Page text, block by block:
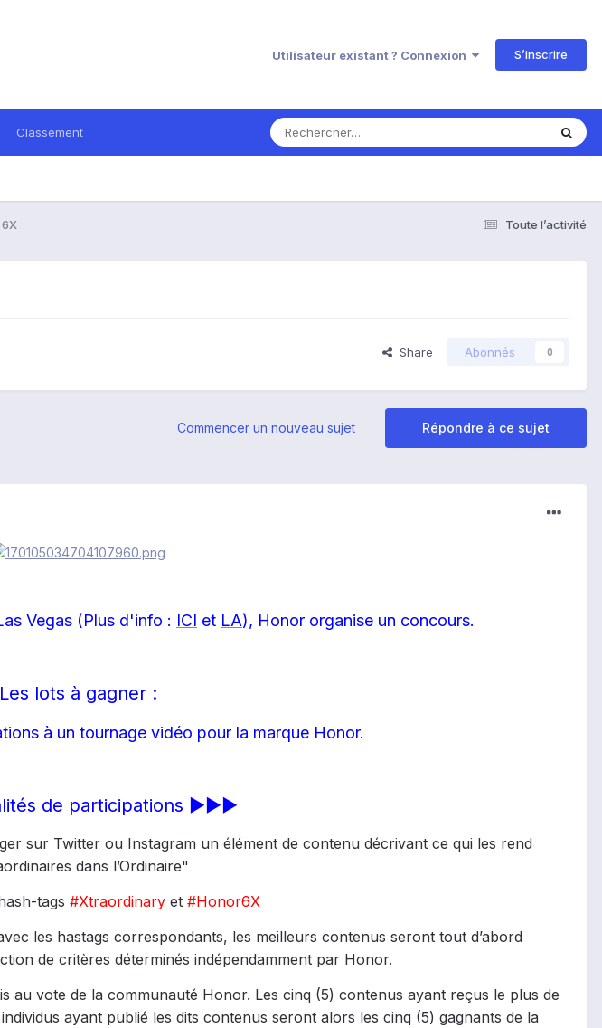
Utilisateur existant ? Connexion S’inscrire
Classement
Toute l’activité
Share Abonnés 0
Répondre à ce sujet
Commencer un nouveau sujet
Vegas (Plus d'info : ICI et LA), Honor organise un concours.
Les lots à gagner :
à un tournage vidéo pour la marque Honor.
de participations ►►►
sur Twitter ou Instagram un élément de contenu décrivant ce qui les rend
dans l’Ordinaire"
tags #Xtraordinary et #Honor6X
les hastags correspondants, les meilleurs contenus seront tout d’abord
de critères déterminés indépendamment par Honor.
au vote de la communauté Honor. Les cinq (5) contenus ayant reçus le plus de
ayant publié les dits contenus seront alors les cinq (5) gagnants de la